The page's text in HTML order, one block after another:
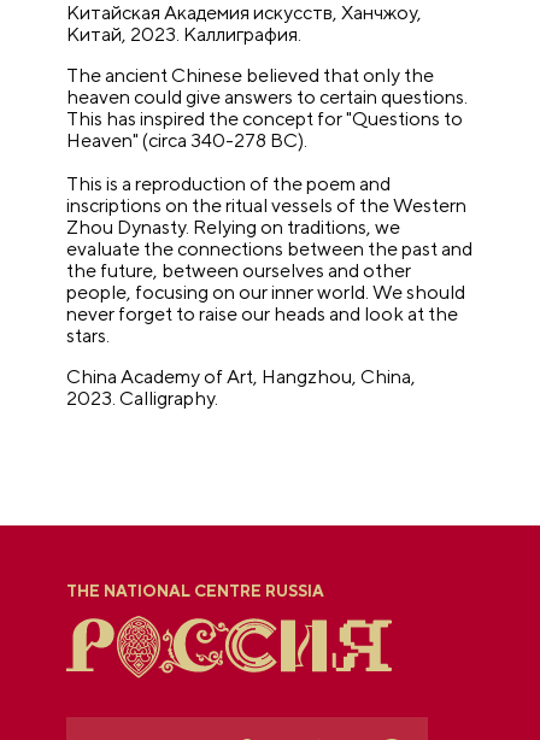
Китайская Академия искусств, Ханчжоу,
Китай, 2023. Каллиграфия.
The ancient Chinese believed that only the
heaven could give answers to certain questions.
This has inspired the concept for "Questions to
Heaven" (circa 340-278 BC).
This is a reproduction of the poem and
inscriptions on the ritual vessels of the Western
Zhou Dynasty. Relying on traditions, we
evaluate the connections between the past and
the future, between ourselves and other
people, focusing on our inner world. We should
never forget to raise our heads and look at the
stars.
China Academy of Art, Hangzhou, China,
2023.Calligraphy.
THE NATIONAL CENTRE RUSSIA